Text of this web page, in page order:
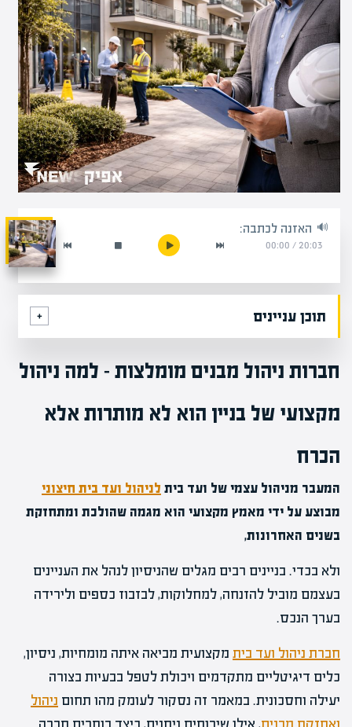
האזנה לכתבה:
20:03
/
00:00
תוכן עניינים
חברות ניהול מבנים מומלצות – למה ניהול
מקצועי של בניין הוא לא מותרות אלא
הכרח
המעבר מניהול עצמי של ועד ביתלניהול ועד בית חיצוני
מבוצע על ידי מאמץ מקצועי הוא מגמה שהולכת ומתחזקת
בשנים האחרונות,
ולא בכדי. בניינים רבים מגלים שהניסיון לנהל את העניינים
בעצמם מוביל להזנחה, למחלוקות, לבזבוז כספים ולירידה
בערך הנכס.
חברת ניהול ועד בית מקצועית מביאה איתה מומחיות, ניסיון,
כלים דיגיטליים מתקדמים ויכולת לטפל בבעיות בצורה
יעילה וחסכונית. במאמר זה נסקור לעומק מהו תחום ניהול